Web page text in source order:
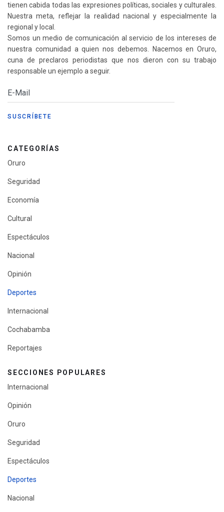
tienen cabida todas las expresiones políticas, sociales y culturales.
Nuestra meta, reflejar la realidad nacional y especialmente la
regional y local.
Somos un medio de comunicación al servicio de los intereses de
nuestra comunidad a quien nos debemos. Nacemos en Oruro,
cuna de preclaros periodistas que nos dieron con su trabajo
responsable un ejemplo a seguir.
CATEGORÍAS
Oruro
Seguridad
Economía
Cultural
Espectáculos
Nacional
Opinión
Deportes
Internacional
Cochabamba
Reportajes
SECCIONES POPULARES
Internacional
Opinión
Oruro
Seguridad
Espectáculos
Deportes
Nacional